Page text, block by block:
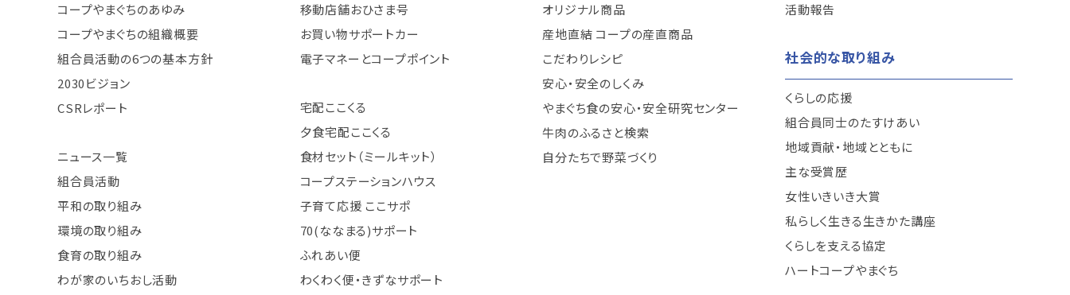
コープやまぐちのあゆみ
コープやまぐちの組織概要
組合員活動の6つの基本方針
2030ビジョン
CSRレポート
ニュース一覧
組合員活動
平和の取り組み
環境の取り組み
食育の取り組み
わが家のいちおし活動
移動店舗おひさま号
お買い物サポートカー
電子マネーとコープポイント
宅配ここくる
夕食宅配ここくる
食材セット（ミールキット）
コープステーションハウス
子育て応援 ここサポ
70(ななまる)サポート
ふれあい便
わくわく便・きずなサポート
オリジナル商品
産地直結 コープの産直商品
こだわりレシピ
安心・安全のしくみ
やまぐち食の安心・安全研究センター
牛肉のふるさと検索
自分たちで野菜づくり
活動報告
社会的な取り組み
くらしの応援
組合員同士のたすけあい
地域貢献・地域とともに
主な受賞歴
女性いきいき大賞
私らしく生きる生きかた講座
くらしを支える協定
ハートコープやまぐち